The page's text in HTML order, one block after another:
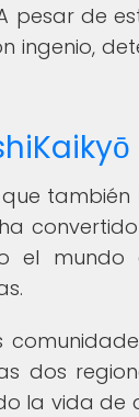
pesar de
ingenio,
que
el mundo
dos
la vida de